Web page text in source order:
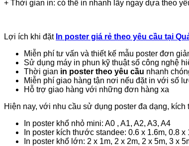
+ Thời gian in: có thể in nhanh lấy ngay dựa theo
Lợi ích khi đặt In poster giá rẻ theo yêu cầu tại
Miễn phí tư vấn và thiết kế mẫu poster đơn
Sử dụng máy in phun kỹ thuật số công nghệ
Thời gian in poster theo yêu cầu nhanh
Miễn phí giao hàng tận nơi nếu đặt in với số
Hỗ trợ giao hàng với những đơn hàng xa
Hiện nay, với nhu cầu sử dụng poster đa dạng,
In poster khổ nhỏ mini: A0 , A1, A2, A3, A4
In poster kích thước standee: 0.6 x 1.6m, 0.8 x
In poster khổ lớn: 2 x 1m, 2 x 2m, 2 x 5m, 3 x